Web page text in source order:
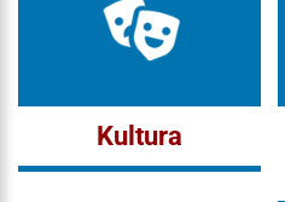
Kultura